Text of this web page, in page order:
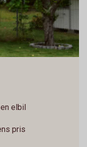
elbil
pris